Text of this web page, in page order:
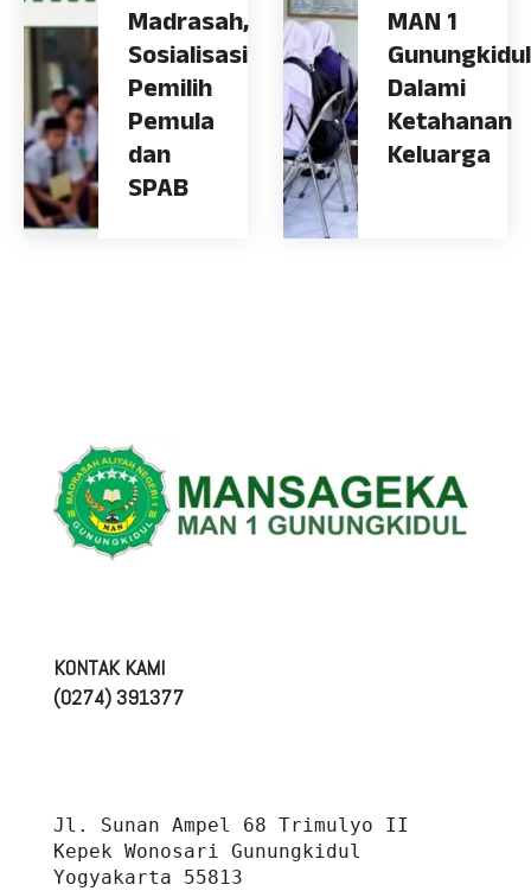
Madrasah,
Sosialisasi
Pemilih
Pemula
dan
SPAB
MAN 1
Gunungkidul
Dalami
Ketahanan
Keluarga
KONTAK KAMI
(0274) 391377
Jl. Sunan Ampel 68 Trimulyo II
Kepek Wonosari Gunungkidul
Yogyakarta 55813